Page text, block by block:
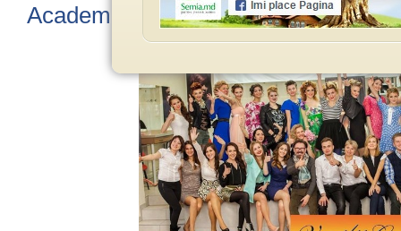
Academia de Frumusețe Vasile